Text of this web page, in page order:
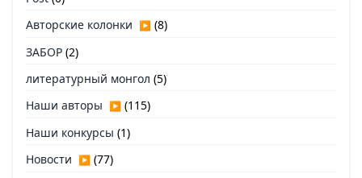
Авторские колонки ▶ (8)
ЗАБОР (2)
литературный монгол (5)
Наши авторы ▶ (115)
Наши конкурсы (1)
Новости ▶ (77)